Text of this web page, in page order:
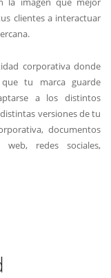
clientes a interactuar
corporativa donde
tu marca guarde
a los distintos
versiones de tu
documentos
redes sociales,